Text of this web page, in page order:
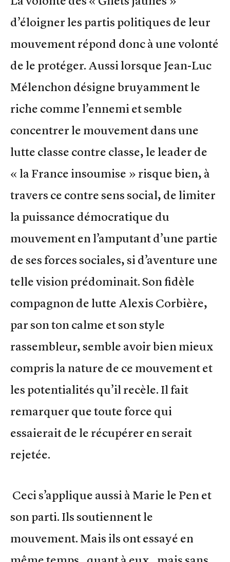
d’éloigner les partis politiques de leur
mouvement répond donc à une volonté
de le protéger. Aussi lorsque Jean-Luc
Mélenchon désigne bruyamment le
riche comme l’ennemi et semble
concentrer le mouvement dans une
lutte classe contre classe, le leader de
« la France insoumise » risque bien, à
travers ce contre sens social, de limiter
la puissance démocratique du
mouvement en l’amputant d’une partie
de ses forces sociales, si d’aventure une
telle vision prédominait. Son fidèle
compagnon de lutte Alexis Corbière,
par son ton calme et son style
rassembleur, semble avoir bien mieux
compris la nature de ce mouvement et
les potentialités qu’il recèle. Il fait
remarquer que toute force qui
essaierait de le récupérer en serait
rejetée.
Ceci s’applique aussi à Marie le Pen et
son parti. Ils soutiennent le
mouvement. Mais ils ont essayé en